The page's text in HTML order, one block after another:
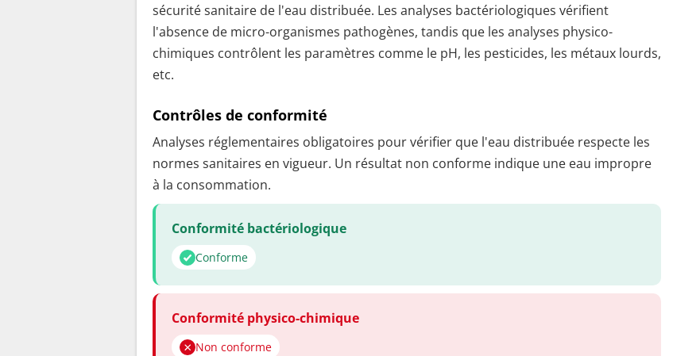
sécurité sanitaire de l'eau distribuée. Les analyses bactériologiques vérifient
l'absence de micro-organismes pathogènes, tandis que les analyses physico-
chimiques contrôlent les paramètres comme le pH, les pesticides, les métaux lourds,
etc.
Contrôles de conformité
Analyses réglementaires obligatoires pour vérifier que l'eau distribuée respecte les
normes sanitaires en vigueur. Un résultat non conforme indique une eau impropre
à la consommation.
Conformité bactériologique
Conforme
Conformité physico-chimique
Non conforme